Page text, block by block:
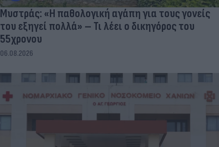
Μυστράς: «Η παθολογική αγάπη για τους γονείς
του εξηγεί πολλά» – Τι λέει ο δικηγόρος του
55χρονου
06.08.2026